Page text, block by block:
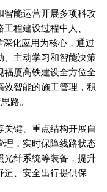
智能运营开展多项科攻
程建设过程中人、
化应用为核心，通过
、主动学习和智能决策
福厦高铁建设全方位全
效智能的施工管理，积
路。
键、重点结构开展自
理，实时保障线路状态
光纤系统等装备，提升
适、安全出行提供保